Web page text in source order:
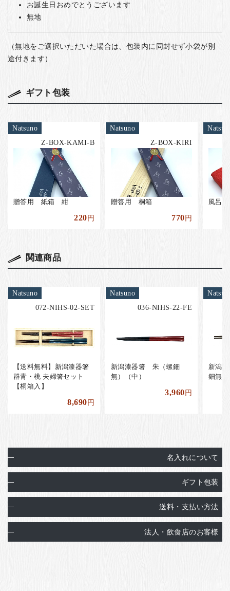
お誕生日おめでとうございます
無地
（無地をご選択いただいた場合は、包装内に同封せず小袋が別
途付きます）
ギフト包装
Natsuno
Z-BOX-KAMI-B
贈答用 紙箱 紺
220円
Natsuno
Z-BOX-KIRI
贈答用 桐箱
770円
風呂
関連商品
Natsuno
072-NIHS-02-SET
【送料無料】新潟漆器箸
群青・桃 夫婦箸セット
【桐箱入】
8,690円
Natsuno
036-NIHS-22-FE
新潟漆器箸 朱（螺鈿
無）（中）
3,960円
新潟
鈿無
名入れについて
ギフト包装
送料・支払い方法
法人・飲食店のお客様